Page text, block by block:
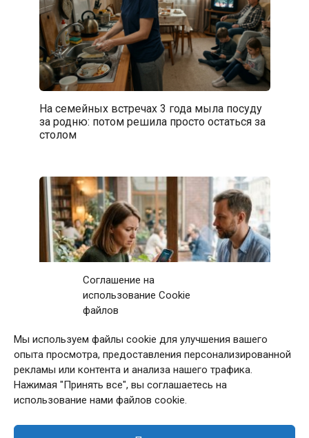
Соглашение на
использование Cookie
файлов
Мы используем файлы cookie для улучшения вашего
опыта просмотра, предоставления персонализированной
рекламы или контента и анализа нашего трафика.
Нажимая "Принять все", вы соглашаетесь на
использование нами файлов cookie.
На семейных встречах 3 года мыла посуду
за родню: потом решила просто остаться за
столом
Первое свидание с мужчиной закончилось
после 11 звонков матери: дома я приняла
непростое решение